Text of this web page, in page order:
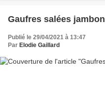
Gaufres salées
Publié le 29/04/2021 à 13:47
Par Elodie Gaillard